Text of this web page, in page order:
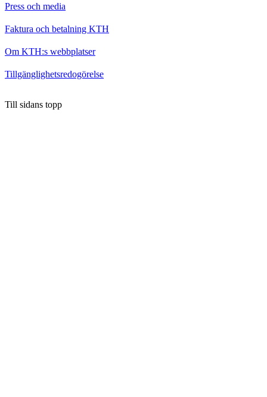
Press och media
Faktura och betalning KTH
Om KTH:s webbplatser
Tillgänglighetsredogörelse
Till sidans topp